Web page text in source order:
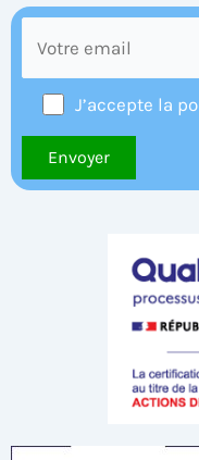
J’accepte la